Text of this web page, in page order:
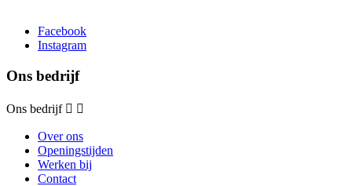
Facebook
Instagram
Ons bedrijf
Ons bedrijf  
Over ons
Openingstijden
Werken bij
Contact